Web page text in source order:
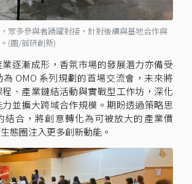
眾多參與者踴躍對接，針對後續與基地合作與
(圖/誠研創新)
逐漸成形，香氛市場的發展潛力亦備受
OMO 系列規劃的首場交流會，未來將
、產業鏈結活動與實戰型工作坊，深化
並擴大跨域合作規模。期盼透過策略思
結合，將創意轉化為可被放大的產業價
態圈注入更多創新動能。